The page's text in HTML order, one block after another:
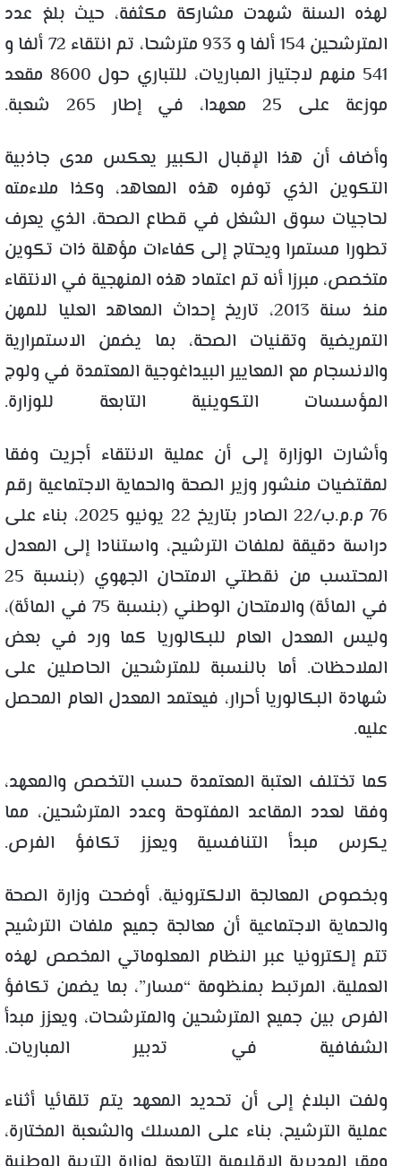
لهذه السنة شهدت مشاركة مكثفة، حيث بلغ عدد
المترشحين 154 ألفا و 933 مترشحا، تم انتقاء 72 ألفا و
541 منهم لاجتياز المباريات، للتباري حول 8600 مقعد
موزعة على 25 معهدا، في إطار 265 شعبة.
وأضاف أن هذا الإقبال الكبير يعكس مدى جاذبية
التكوين الذي توفره هذه المعاهد، وكذا ملاءمته
لحاجيات سوق الشغل في قطاع الصحة، الذي يعرف
تطورا مستمرا ويحتاج إلى كفاءات مؤهلة ذات تكوين
متخصص، مبرزا أنه تم اعتماد هذه المنهجية في الانتقاء
منذ سنة 2013، تاريخ إحداث المعاهد العليا للمهن
التمريضية وتقنيات الصحة، بما يضمن الاستمرارية
والانسجام مع المعايير البيداغوجية المعتمدة في ولوج
المؤسسات التكوينية التابعة للوزارة.
وأشارت الوزارة إلى أن عملية الانتقاء أجريت وفقا
لمقتضيات منشور وزير الصحة والحماية الاجتماعية رقم
76 م.م.ب/22 الصادر بتاريخ 22 يونيو 2025، بناء على
دراسة دقيقة لملفات الترشيح، واستنادا إلى المعدل
المحتسب من نقطتي الامتحان الجهوي (بنسبة 25
في المائة) والامتحان الوطني (بنسبة 75 في المائة)،
وليس المعدل العام للبكالوريا كما ورد في بعض
الملاحظات. أما بالنسبة للمترشحين الحاصلين على
شهادة البكالوريا أحرار، فيعتمد المعدل العام المحصل
عليه.
كما تختلف العتبة المعتمدة حسب التخصص والمعهد،
وفقا لعدد المقاعد المفتوحة وعدد المترشحين، مما
يكرس مبدأ التنافسية ويعزز تكافؤ الفرص.
وبخصوص المعالجة الالكترونية، أوضحت وزارة الصحة
والحماية الاجتماعية أن معالجة جميع ملفات الترشيح
تتم إلكترونيا عبر النظام المعلوماتي المخصص لهذه
العملية، المرتبط بمنظومة “مسار”، بما يضمن تكافؤ
الفرص بين جميع المترشحين والمترشحات، ويعزز مبدأ
الشفافية في تدبير المباريات.
ولفت البلاغ إلى أن تحديد المعهد يتم تلقائيا أثناء
عملية الترشيح، بناء على المسلك والشعبة المختارة،